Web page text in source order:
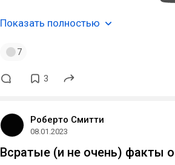
Показать полностью
7
3
Роберто Смитти
08.01.2023
Всратые (и не очень) факты